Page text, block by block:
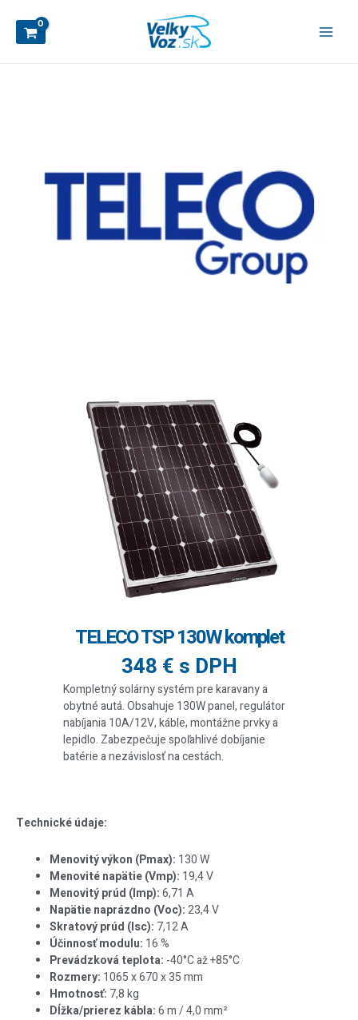
TELECO TSP 130W komplet
348 € s DPH
Kompletný solárny systém pre karavany a
obytné autá. Obsahuje 130W panel, regulátor
nabíjania 10A/12V, káble, montážne prvky a
lepidlo. Zabezpečuje spoľahlivé dobíjanie
batérie a nezávislosť na cestách.
Technické údaje:
Menovitý výkon (Pmax): 130 W
Menovité napätie (Vmp): 19,4 V
Menovitý prúd (Imp):6,71 A
Napätie naprázdno (Voc):23,4 V
Skratový prúd (Isc): 7,12 A
Účinnosť modulu: 16 %
Prevádzková teplota: -40°C až +85°C
Rozmery: 1065 x 670 x 35 mm
Hmotnosť: 7,8 kg
Dĺžka/prierez kábla:6 m / 4,0 mm²